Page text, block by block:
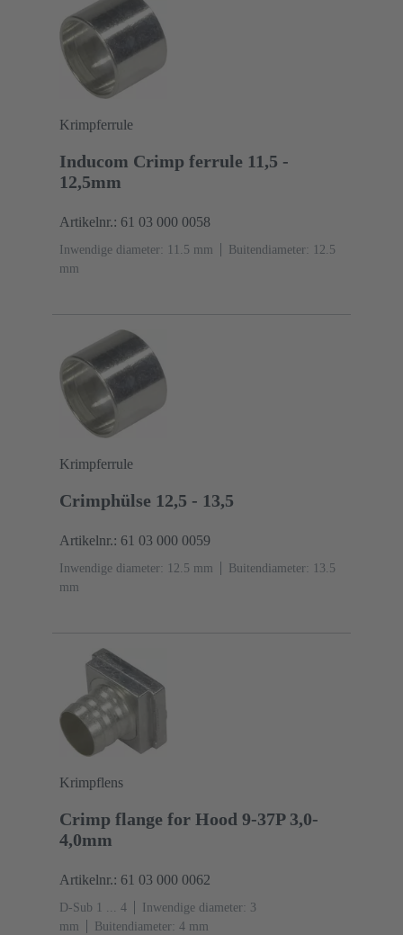
Krimpferrule
Inducom Crimp ferrule 11,5 -
12,5mm
Artikelnr.: 61 03 000 0058
Inwendige diameter: 11.5 mm
Buitendiameter: ‌12.5
mm
Krimpferrule
Crimphülse 12,5 - 13,5
Artikelnr.: 61 03 000 0059
Inwendige diameter: 12.5 mm
Buitendiameter: ‌13.5
mm
Krimpflens
Crimp flange for Hood 9-37P 3,0-
4,0mm
Artikelnr.: 61 03 000 0062
D-Sub 1 ... 4
Inwendige diameter: 3
mm
Buitendiameter: ‌4 mm